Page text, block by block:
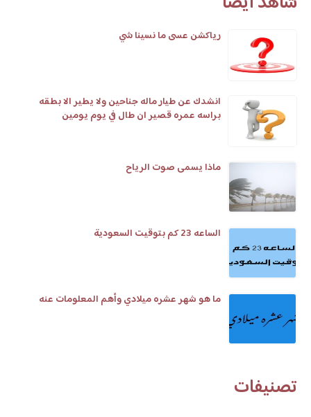
رياكشن عسى ما نسينا شي
انشدك عن طيار ماله جناحين ولا يطير الا بطقه
براسه عمره قصير ان طال في يوم يومين
ماذا يسمى صوت الرياح
الساعه 23 كم بتوقيت السعودية
ما هو شهر عشره ميلادي وأهم المعلومات عنه
تصنيفات